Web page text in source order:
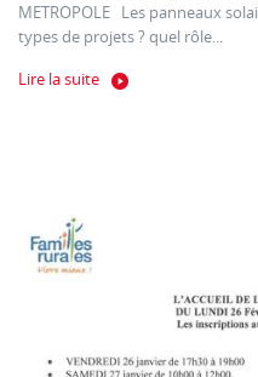
METROPOLE Les panneaux
types de projets ? quel rôle...
Lire la suite